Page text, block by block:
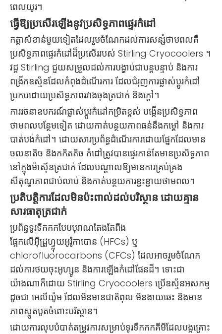
ពេលយូរ។
ធ្វើឱ្យប្រសើរឡើងនូវប្រសិទ្ធភាពផ្ទេរកំដៅ
កត្តាសំខាន់មួយទៀតដែលរួមចំណែកដល់ការសន្សំថាមពលគឺ
ប្រសិទ្ធភាពផ្ទេរកំដៅដ៏ប្រសើររបស់ Stirling Cryocoolers ។
វដ្ត Stirling ជួយសម្រួលដល់ការបង្ហាប់ជាបន្តបន្ទាប់ និងការ
ពង្រីកឧស្ម័នដែលកំពុងដំណើរការ ដែលជំរុញការផ្លាស់ប្តូរកំដៅ
ប្រកបដោយប្រសិទ្ធភាពរវាងចុងត្រជាក់ និងក្តៅ។
ការរចនាឧបករណ៍ផ្លាស់ប្តូរកំដៅកម្រិតខ្ពស់ បង្កើនប្រសិទ្ធភាព
ថាមពលបន្ថែមទៀត ដោយកាត់បន្ថយភាពធន់នឹងកម្ដៅ និងការ
បាត់បង់កំដៅ។ ដោយសារប្រព័ន្ធដំណើរការដោយផ្នែកដែលមាន
ចលនាតិច និងកកិតតិច កំដៅត្រូវបានផ្ទេរកាន់តែមានប្រសិទ្ធភាព
នៅក្នុងម៉ាស៊ីនត្រជាក់ ដែលបណ្តាលឱ្យមានការគ្រប់គ្រង
សីតុណ្ហភាពជាប់លាប់ និងកាត់បន្ថយការខ្ជះខ្ជាយថាមពល។
ប្រតិបត្តិការដែលមិនប៉ះពាល់ដល់បរិស្ថាន ដោយគ្មាន
សារធាតុត្រជាក់
ប្រព័ន្ធទូរទឹកកកបែបបុរាណតែងតែពឹង
ផ្អែកលើអ៊ីដ្រូហ្វ្លុយអូរ៉ូកាបោន (HFCs) ឬ
chlorofluorocarbons (CFCs) ដែលអាចរួមចំណែក
ដល់ការថយចុះអូហ្សូន និងការឡើងកំដៅផែនដី។ ទោះជា
យ៉ាងណាក៏ដោយ Stirling Cryocoolers ប្រើឧស្ម័នអសកម្ម
ដូចជា អេលីយ៉ូម ដែលមិនមានជាតិពុល មិនងាយឆេះ និងមាន
ភាពស្លូតបូតចំពោះបរិស្ថាន។
ដោយការលុបបំបាត់តម្រូវការសម្រាប់ទូរទឹកកកគីមីដែលបង្កគ្រោះ